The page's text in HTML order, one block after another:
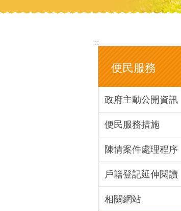
:::
便民服務
政府主動公開資訊
便民服務措施
陳情案件處理程序
戶籍登記延伸閱讀
相關網站